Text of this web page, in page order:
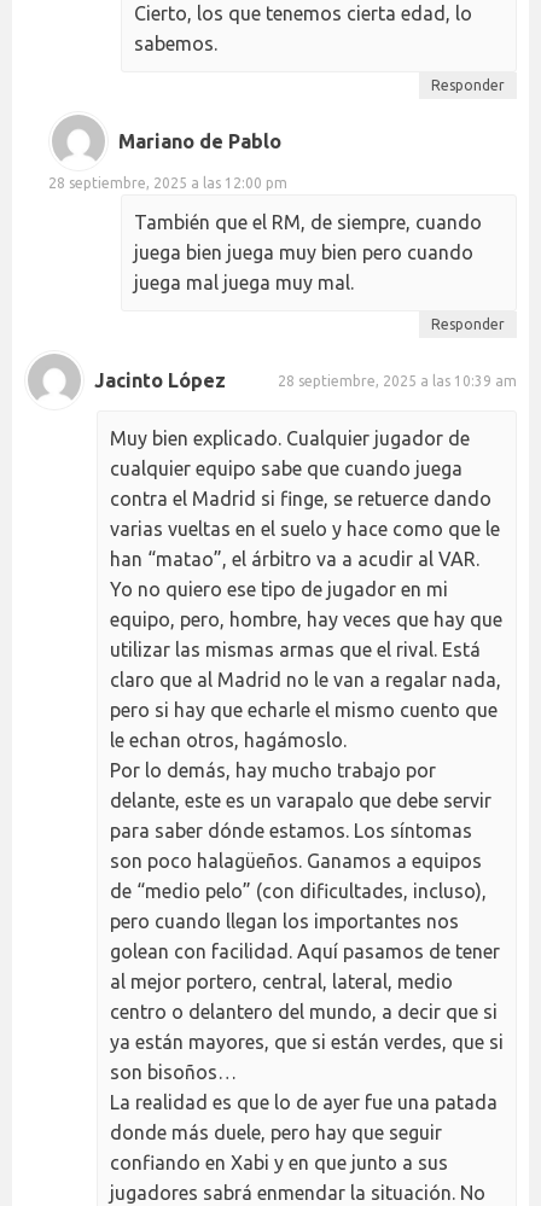
Cierto, los que tenemos cierta edad, lo
sabemos.
Responder
Mariano de Pablo
28 septiembre, 2025 a las 12:00 pm
También que el RM, de siempre, cuando
juega bien juega muy bien pero cuando
juega mal juega muy mal.
Responder
Jacinto López 28 septiembre, 2025 a las 10:39 am
Muy bien explicado. Cualquier jugador de
cualquier equipo sabe que cuando juega
contra el Madrid si finge, se retuerce dando
varias vueltas en el suelo y hace como que le
han “matao”, el árbitro va a acudir al VAR.
Yo no quiero ese tipo de jugador en mi
equipo, pero, hombre, hay veces que hay que
utilizar las mismas armas que el rival. Está
claro que al Madrid no le van a regalar nada,
pero si hay que echarle el mismo cuento que
le echan otros, hagámoslo.
Por lo demás, hay mucho trabajo por
delante, este es un varapalo que debe servir
para saber dónde estamos. Los síntomas
son poco halagüeños. Ganamos a equipos
de “medio pelo” (con dificultades, incluso),
pero cuando llegan los importantes nos
golean con facilidad. Aquí pasamos de tener
al mejor portero, central, lateral, medio
centro o delantero del mundo, a decir que si
ya están mayores, que si están verdes, que si
son bisoños…
La realidad es que lo de ayer fue una patada
donde más duele, pero hay que seguir
confiando en Xabi y en que junto a sus
jugadores sabrá enmendar la situación. No